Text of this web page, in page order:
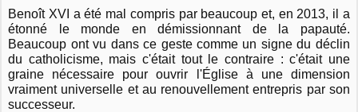
Benoît XVI a été mal compris par beaucoup et, en 2013, il a
étonné le monde en démissionnant de la papauté.
Beaucoup ont vu dans ce geste comme un signe du déclin
du catholicisme, mais c'était tout le contraire : c'était une
graine nécessaire pour ouvrir l'Église à une dimension
vraiment universelle et au renouvellement entrepris par son
successeur.